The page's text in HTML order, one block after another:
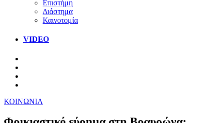
Επιστήμη
Διάστημα
Καινοτομία
VIDEO
ΚΟΙΝΩΝΙΑ